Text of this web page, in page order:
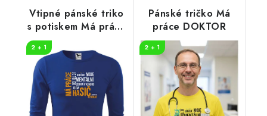
Vtipné pánské triko
s potiskem Má práce
2 + 1
Pánské tričko Má
práce DOKTOR
2 + 1